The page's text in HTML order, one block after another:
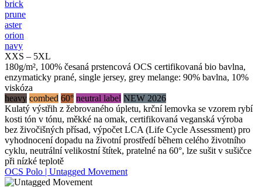
brick
prune
aster
orion
navy
XXS – 5XL
180g/m², 100% česaná prstencová OCS certifikovaná bio bavlna,
enzymaticky prané, single jersey, grey melange: 90% bavlna, 10%
viskóza
heavy combed 60° neutral label NEW 2026
Kulatý výstřih z žebrovaného úpletu, krční lemovka se vzorem rybí
kosti tón v tónu, měkké na omak, certifikovaná veganská výroba
bez živočišných přísad, výpočet LCA (Life Cycle Assessment) pro
vyhodnocení dopadu na životní prostředí během celého životního
cyklu, neutrální velikostní štítek, pratelné na 60°, lze sušit v sušičce
při nízké teplotě
OCS Polo | Untagged Movement